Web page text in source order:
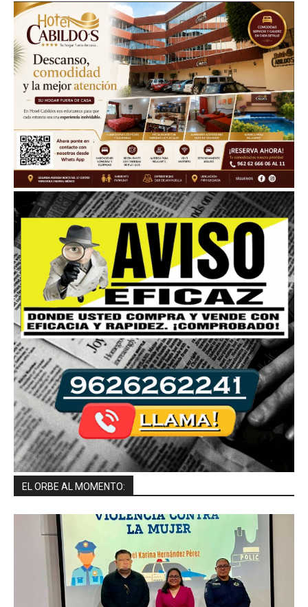
EL ORBE AL MOMENTO: